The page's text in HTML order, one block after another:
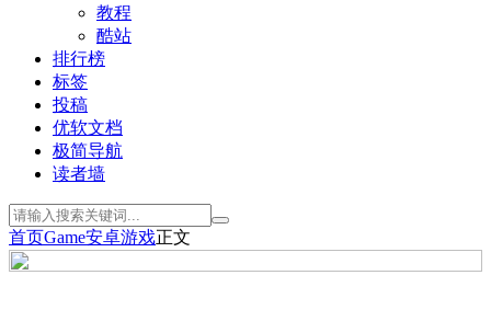
教程
酷站
排行榜
标签
投稿
优软文档
极简导航
读者墙
首页Game安卓游戏正文